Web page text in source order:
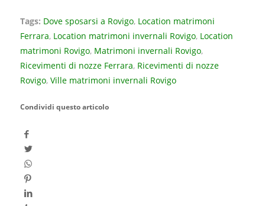
Tags: Dove sposarsi a Rovigo, Location matrimoni
Ferrara, Location matrimoni invernali Rovigo, Location
matrimoni Rovigo, Matrimoni invernali Rovigo,
Ricevimenti di nozze Ferrara, Ricevimenti di nozze
Rovigo, Ville matrimoni invernali Rovigo
Condividi questo articolo